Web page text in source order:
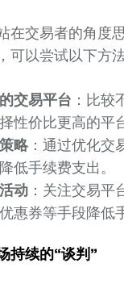
在交易者的角度
可以尝试以下方
交易平台 ：比
性价比更高的平
略 ：通过优化交
低手续费支出。
动 ：关注交易
惠券等手段降低
持续的“谈判”